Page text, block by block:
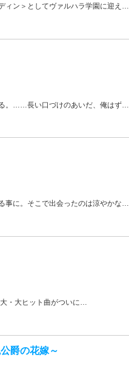
ン＞としてヴァルハラ学園に迎え …
。……長い口づけのあいだ、俺はず…
事に。そこで出会ったのは涼やかな…
・大ヒット曲がついに…
爵の花嫁～